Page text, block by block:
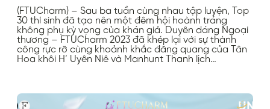
(FTUCharm) – Sau ba tuần cùng nhau tập luyện, Top
30 thí sinh đã tạo nên một đêm hội hoành tráng
không phụ kỳ vọng của khán giả. Duyên dáng Ngoại
thương – FTUCharm 2023 đã khép lại với sự thành
công rực rỡ cùng khoảnh khắc đăng quang của Tân
Hoa khôi H’ Uyên Niê và Manhunt Thanh lịch…